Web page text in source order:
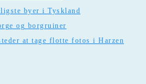
byer i Tyskland
og borgruiner
at tage flotte fotos i Harzen